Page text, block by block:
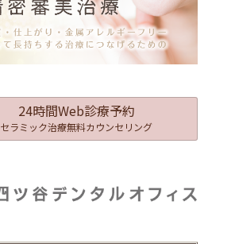
24時間Web診療予約
セラミック治療無料カウンセリング